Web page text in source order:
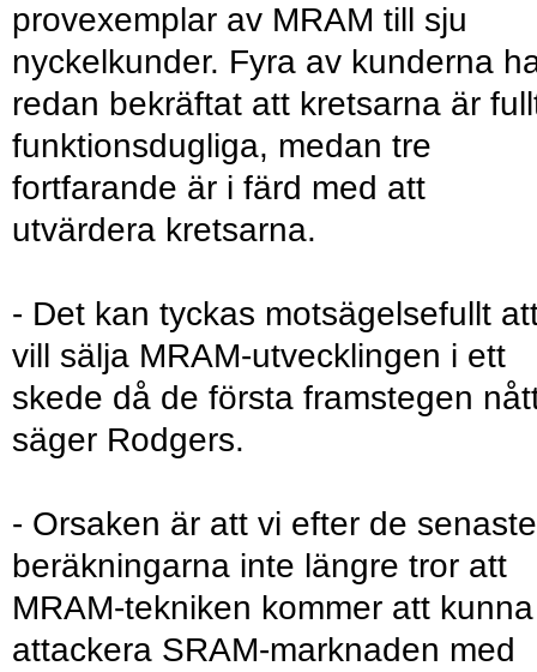
provexemplar av MRAM till sju
nyckelkunder. Fyra av kunderna
redan bekräftat att kretsarna är
funktionsdugliga, medan tre
fortfarande är i färd med att
utvärdera kretsarna.
- Det kan tyckas motsägelsefullt
vill sälja MRAM-utvecklingen i ett
skede då de första framstegen
säger Rodgers.
- Orsaken är att vi efter de senaste
beräkningarna inte längre tror att
MRAM-tekniken kommer att kunna
attackera SRAM-marknaden med